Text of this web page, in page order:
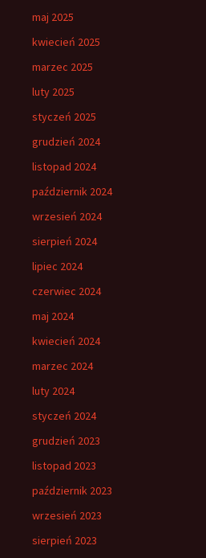
maj 2025
kwiecień 2025
marzec 2025
luty 2025
styczeń 2025
grudzień 2024
listopad 2024
październik 2024
wrzesień 2024
sierpień 2024
lipiec 2024
czerwiec 2024
maj 2024
kwiecień 2024
marzec 2024
luty 2024
styczeń 2024
grudzień 2023
listopad 2023
październik 2023
wrzesień 2023
sierpień 2023